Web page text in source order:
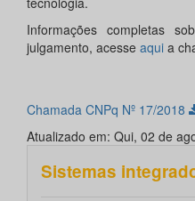
Informações completas
julgamento, acesse aqui a
Chamada CNPq Nº 17/2018
Atualizado em: Qui, 02 de
Sistemas